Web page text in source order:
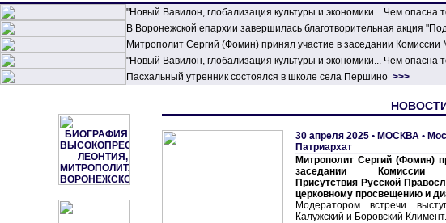
"Новый Вавилон, глобализация культуры и экономики... Чем опасна
В Воронежской епархии завершилась благотворительная акция
Митрополит Сергий (Фомин) принял участие в заседании
"Новый Вавилон, глобализация культуры и экономики... Чем опасна
Пасхальный утренник состоялся в школе села Першино >>>
НОВОСТИ
30 апреля 2025 • МОСКВА •
Патриархат
Митрополит Сергий (Фомин)
заседании Комиссии
Присутствия Русской
церковному просвещению и
Модератором встречи
Калужский и Боровский Климент.